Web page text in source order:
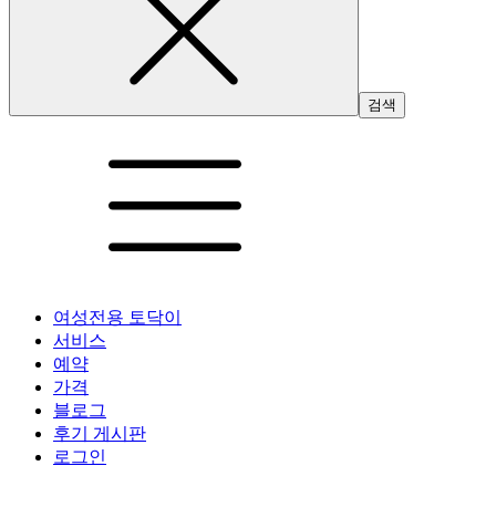
여성전용 토닥이
서비스
예약
가격
블로그
후기 게시판
로그인